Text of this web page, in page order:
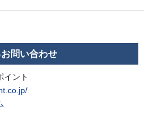
問い合わせ
イント